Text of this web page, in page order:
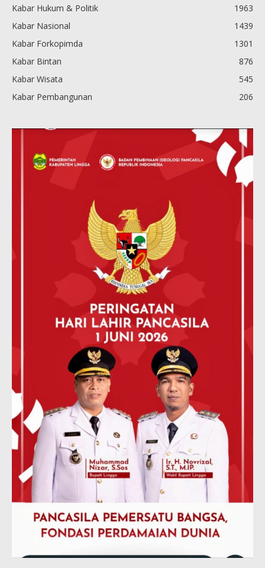
Kabar Hukum & Politik
1963
Kabar Nasional
1439
Kabar Forkopimda
1301
Kabar Bintan
876
Kabar Wisata
545
Kabar Pembangunan
206